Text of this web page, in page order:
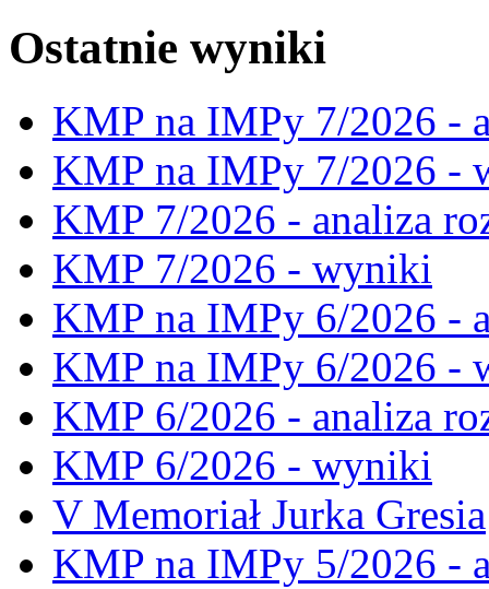
Ostatnie wyniki
KMP na IMPy 7/2026 -
KMP na IMPy 7/2026 -
KMP 7/2026 - analiza
KMP 7/2026 - wyniki
KMP na IMPy 6/2026 -
KMP na IMPy 6/2026 -
KMP 6/2026 - analiza
KMP 6/2026 - wyniki
V Memoriał Jurka Gresia
KMP na IMPy 5/2026 -